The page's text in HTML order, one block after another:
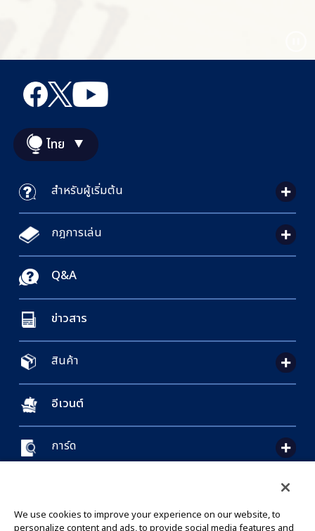
ไทย
สำหรับผู้เริ่มต้น
กฎการเล่น
Q&A
ข่าวสาร
สินค้า
อีเวนต์
การ์ด
GLOBAL ENTRANCE
We use cookies to improve your experience on our website, to
personalize content and ads, to provide social media features and